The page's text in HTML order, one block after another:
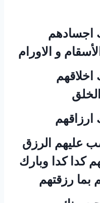
اجسادهم
و الاورام
اخلاقهم
عليهم الرزق
كدا كدا وبارك
بما رزقتهم